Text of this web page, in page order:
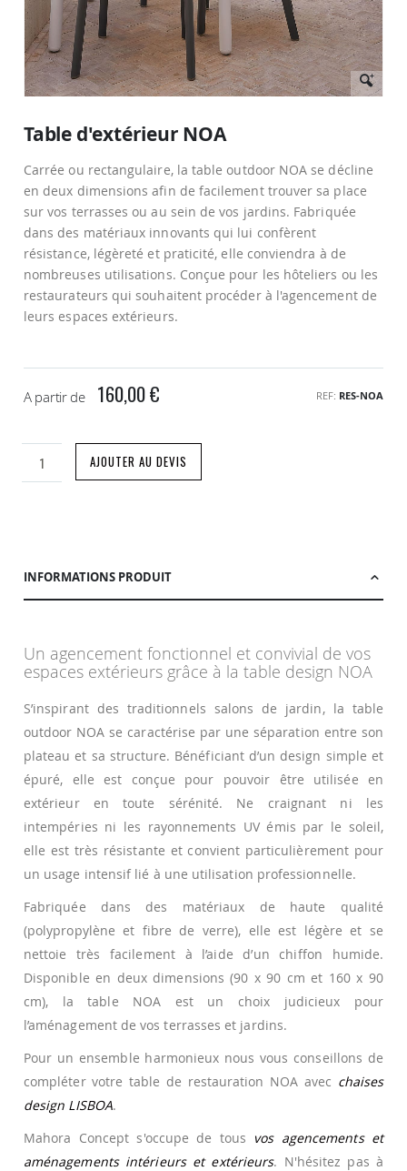
début
la
Galerie
Table d'extérieur NOA
Carrée ou rectangulaire, la table outdoor NOA se décline
en deux dimensions afin de facilement trouver sa place
sur vos terrasses ou au sein de vos jardins. Fabriquée
dans des matériaux innovants qui lui confèrent
résistance, légèreté et praticité, elle conviendra à de
nombreuses utilisations. Conçue pour les hôteliers ou les
restaurateurs qui souhaitent procéder à l'agencement de
leurs espaces extérieurs.
A partir de 160,00 € REF RES-NOA
AJOUTER AU DEVIS
INFORMATIONS PRODUIT
Un agencement fonctionnel et convivial de vos
espaces extérieurs grâce à la table design NOA
S’inspirant des traditionnels salons de jardin, la table
outdoor NOA se caractérise par une séparation entre son
plateau et sa structure. Bénéficiant d’un design simple et
épuré, elle est conçue pour pouvoir être utilisée en
extérieur en toute sérénité. Ne craignant ni les
intempéries ni les rayonnements UV émis par le soleil,
elle est très résistante et convient particulièrement pour
un usage intensif lié à une utilisation professionnelle.
Fabriquée dans des matériaux de haute qualité
(polypropylène et fibre de verre), elle est légère et se
nettoie très facilement à l’aide d’un chiffon humide.
Disponible en deux dimensions (90 x 90 cm et 160 x 90
cm), la table NOA est un choix judicieux pour
l’aménagement de vos terrasses et jardins.
Pour un ensemble harmonieux nous vous conseillons de
compléter votre table de restauration NOA avec chaises
design LISBOA.
Mahora Concept s'occupe de tous vos agencements et
aménagements intérieurs et extérieurs. N'hésitez pas à